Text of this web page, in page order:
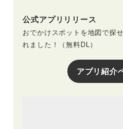
公式アプリリリース
おでかけスポットを地図で探
れました！（無料DL）
アプリ紹介